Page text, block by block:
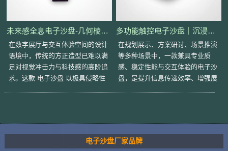
未来感全息电子沙盘-几何棱角拼接美学·悬浮紫光底座·嵌入式多边形触控
在数字展厅与交互体验空间的设计
语境中，传统的方正造型已难以满
足对视觉冲击力与科技感的高阶追
求。这款 电子沙盘 以极具侵略性
多功能触控电子沙盘｜沉浸式可视化交互终端
在规划展示、方案研讨、场景推演
等多种场景中，一款兼具专业质
感、稳定性能与交互体验的电子沙
盘，是提升信息传递效率、增强展
电子沙盘厂家品牌